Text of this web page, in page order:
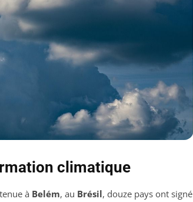
climatique
à Belém, au Brésil, douze pays ont signé